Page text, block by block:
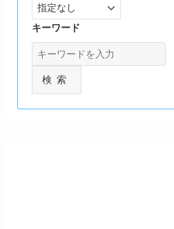
キーワード
検索